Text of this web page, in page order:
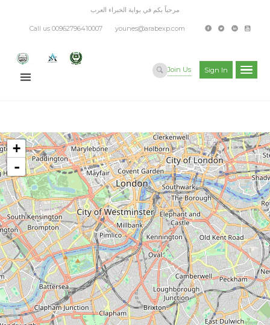
مرحباً بكم في بوابة الخبراء العرب
Call us 00962796410007 younes@arabexp.com
Join Us Sign In
+
-